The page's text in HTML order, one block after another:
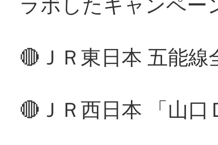
🔴ＪＲ東日本 五能
🔴ＪＲ西日本 「山